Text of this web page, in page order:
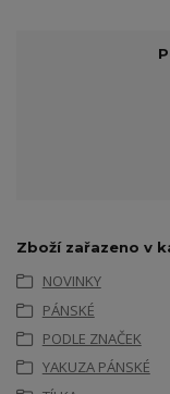
Zboží zařazeno v
NOVINKY
PÁNSKÉ
PODLE ZNAČEK
YAKUZA PÁNSKÉ